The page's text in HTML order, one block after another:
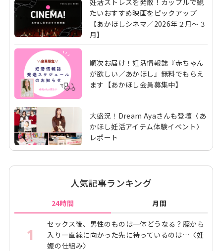
たいおすすめ映画をピックアップ
【あかほしシネマ／2026年２月～３
月】
順次お届け！妊活情報誌『赤ちゃん
が欲しい／あかほし』無料でもらえ
ます【あかほし会員募集中】
大盛況！Dream Ayaさんも登壇〈あ
かほし妊活アイテム体験イベント〉
レポート
人気記事ランキング
24時間 月間
1
セックス後、男性のものは一体どうなる？腟から
入り一直線に向かった先に待っているのは…〈妊
娠の仕組み〉